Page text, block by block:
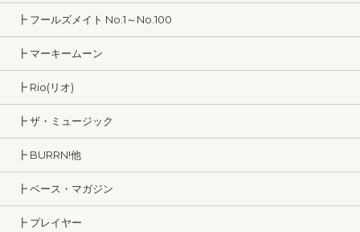
┣ フールズメイト No.1～No.100
┣ マーキームーン
┣ Rio(リオ)
┣ ザ・ミュージック
┣ BURRN!他
┣ ベース・マガジン
┣ プレイヤー